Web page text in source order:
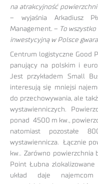
na atrakcyjność
– wyjaśnia Arkadiusz
Management. – To
inwestycyjną w Polsce
Centrum logistyczne Good
panujący na polskim i
Jest przykładem Small
interesują się mniejsi
do przechowywania, ale
wystawienniczych.
ponad 4500 m kw.,
natomiast pozostałe
wystawiennicza. Łącznie
kw.. Zarówno powierzchnia
Point Łubna
układ daje